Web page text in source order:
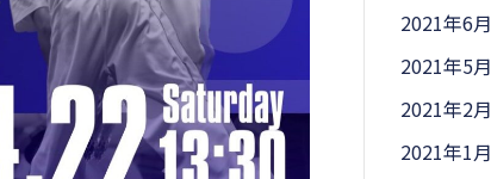
2021年6月
2021年5月
2021年2月
2021年1月